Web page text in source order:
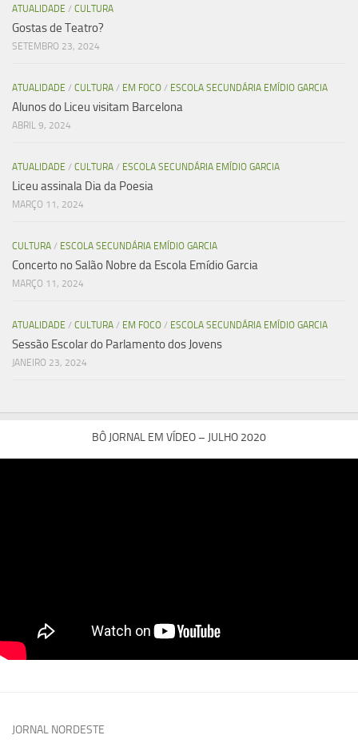
ATUALIDADE / CULTURA
Gostas de Teatro?
SETEMBRO 23, 2024
ATUALIDADE / CULTURA / EM FOCO / ESCOLA SECUNDÁRIA EMÍDIO GARCIA
Alunos do Liceu visitam Barcelona
ABRIL 9, 2024
ATUALIDADE / CULTURA / ESCOLA SECUNDÁRIA EMÍDIO GARCIA
Liceu assinala Dia da Poesia
MARÇO 11, 2024
CULTURA / ESCOLA SECUNDÁRIA EMÍDIO GARCIA
Concerto no Salão Nobre da Escola Emídio Garcia
MARÇO 11, 2024
ATUALIDADE / CULTURA / EM FOCO / ESCOLA SECUNDÁRIA EMÍDIO GARCIA
Sessão Escolar do Parlamento dos Jovens
JANEIRO 23, 2024
BÔ JORNAL EM VÍDEO – JULHO 2020
JORNAL NORDESTE